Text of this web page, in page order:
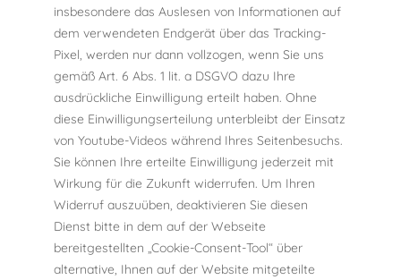
insbesondere das Auslesen von Informationen auf
dem verwendeten Endgerät über das Tracking-
Pixel, werden nur dann vollzogen, wenn Sie uns
gemäß Art. 6 Abs. 1 lit. a DSGVO dazu Ihre
ausdrückliche Einwilligung erteilt haben. Ohne
diese Einwilligungserteilung unterbleibt der Einsatz
von Youtube-Videos während Ihres Seitenbesuchs.
Sie können Ihre erteilte Einwilligung jederzeit mit
Wirkung für die Zukunft widerrufen. Um Ihren
Widerruf auszuüben, deaktivieren Sie diesen
Dienst bitte in dem auf der Webseite
bereitgestellten „Cookie-Consent-Tool“ über
alternative, Ihnen auf der Website mitgeteilte